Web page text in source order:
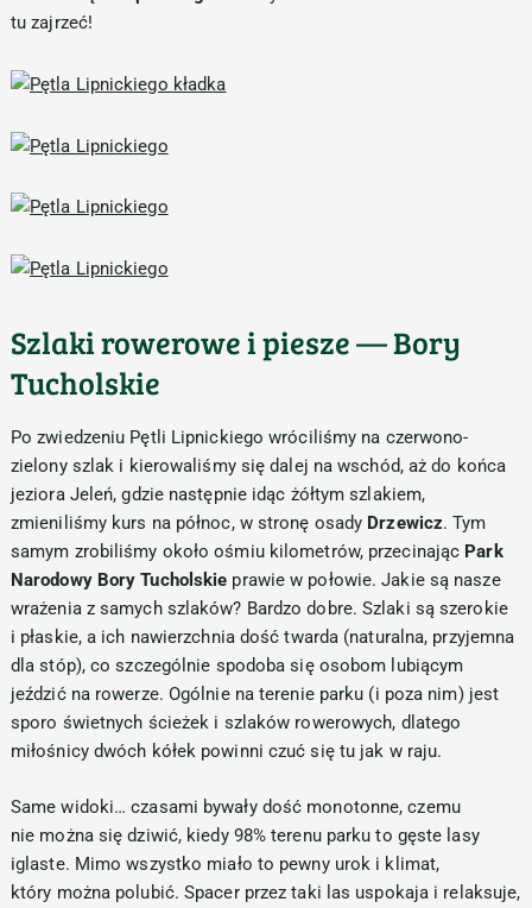
tu zajrzeć!
Szlaki rowerowe i piesze — Bory
Tucholskie
Po zwiedzeniu Pętli Lipnickiego wróciliśmy na czerwono-
zielony szlak i kierowaliśmy się dalej na wschód, aż do końca
jeziora Jeleń, gdzie następnie idąc żółtym szlakiem,
zmieniliśmy kurs na północ, w stronę osady Drzewicz. Tym
samym zrobiliśmy około ośmiu kilometrów, przecinając Park
Narodowy Bory Tucholskie prawie w połowie. Jakie są nasze
wrażenia z samych szlaków? Bardzo dobre. Szlaki są szerokie
i płaskie, a ich nawierzchnia dość twarda (naturalna, przyjemna
dla stóp), co szczególnie spodoba się osobom lubiącym
jeździć na rowerze. Ogólnie na terenie parku (i poza nim) jest
sporo świetnych ścieżek i szlaków rowerowych, dlatego
miłośnicy dwóch kółek powinni czuć się tu jak w raju.
Same widoki… czasami bywały dość monotonne, czemu
nie można się dziwić, kiedy 98% terenu parku to gęste lasy
iglaste. Mimo wszystko miało to pewny urok i klimat,
który można polubić. Spacer przez taki las uspokaja i relaksuje,